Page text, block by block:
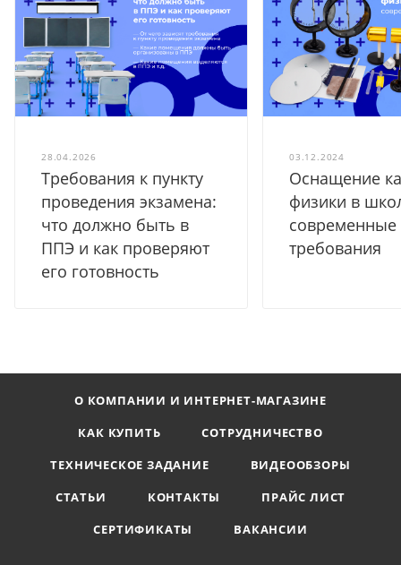
28.04.2026
Требования к пункту
проведения экзамена:
что должно быть в
ППЭ и как проверяют
его готовность
03.12.2024
Оснащение
физики в
современные
требования
О КОМПАНИИ И ИНТЕРНЕТ-МАГАЗИНЕ
КАК КУПИТЬ
СОТРУДНИЧЕСТВО
ТЕХНИЧЕСКОЕ ЗАДАНИЕ
ВИДЕООБЗОРЫ
СТАТЬИ
КОНТАКТЫ
ПРАЙС ЛИСТ
СЕРТИФИКАТЫ
ВАКАНСИИ